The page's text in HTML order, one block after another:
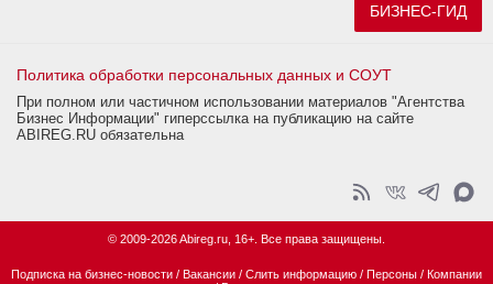
БИЗНЕС-ГИД
Политика обработки персональных данных и СОУТ
При полном или частичном использовании материалов "Агентства
Бизнес Информации" гиперссылка на публикацию на сайте
ABIREG.RU обязательна
© 2009-2026 Abireg.ru, 16+. Все права защищены.
Подписка на бизнес-новости / Вакансии / Слить информацию / Персоны / Компании